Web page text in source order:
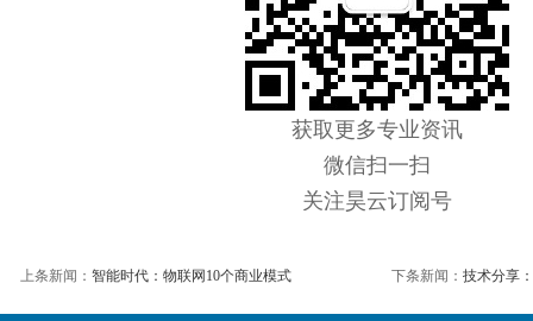
技术分享：十大服务器虚拟化
国内最适宜建设数据中心地区,
智能时代：物联网10个商业模式
传统咨询业必死，拥抱大数据
微软纳德拉：自然语言对话将
获取更多专业资讯
微信扫一扫
关注昊云订阅号
上条新闻： 智能时代：物联网10个商业模式 下条新闻： 技术分享